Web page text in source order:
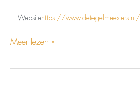
Websitehttps://www.detegelmeesters.nl/
Meer lezen »